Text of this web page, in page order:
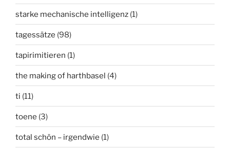
starke mechanische intelligenz (1)
tagessätze (98)
tapirimitieren (1)
the making of harthbasel (4)
ti (11)
toene (3)
total schön – irgendwie (1)